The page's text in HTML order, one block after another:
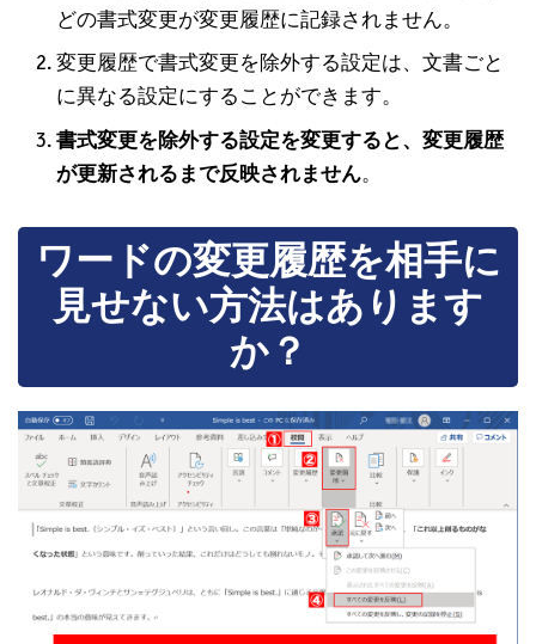
どの書式変更が変更履歴に記録されません。
変更履歴で書式変更を除外する設定は、文書ごと
に異なる設定にすることができます。
書式変更を除外する設定を変更すると、変更履歴
が更新されるまで反映されません。
ワードの変更履歴を相手に
見せない方法はあります
か？